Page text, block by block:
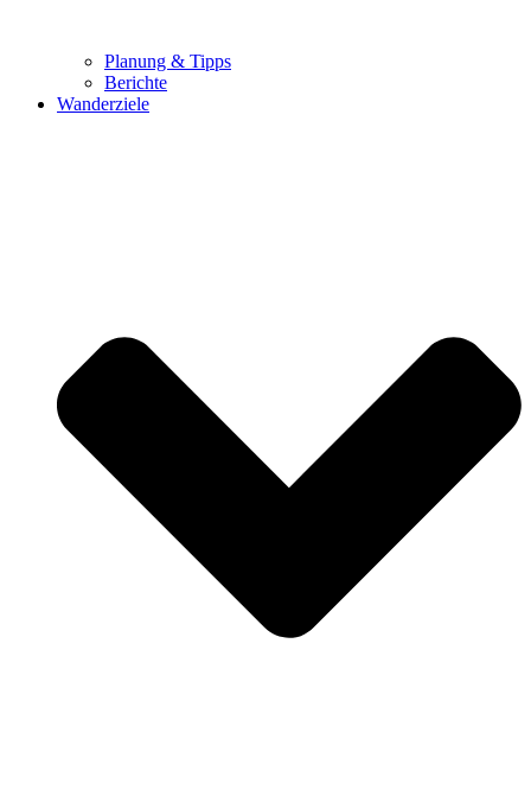
Planung & Tipps
Berichte
Wanderziele